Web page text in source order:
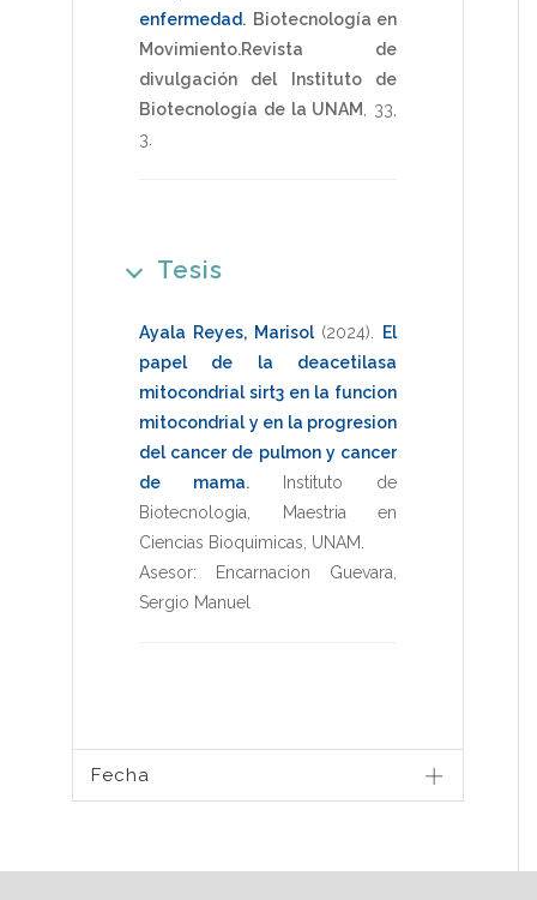
enfermedad. Biotecnología en
Movimiento.Revista de
divulgación del Instituto de
Biotecnología de la UNAM
33
3
Tesis
Ayala Reyes, Marisol (2024)
El
papel de la deacetilasa
mitocondrial sirt3 en la funcion
mitocondrial y en la progresion
del cancer de pulmon y cancer
de mama.
Instituto de
Biotecnologia
Maestria en
Ciencias Bioquimicas UNAM
Asesor:
Encarnacion Guevara,
Sergio Manuel
Fecha